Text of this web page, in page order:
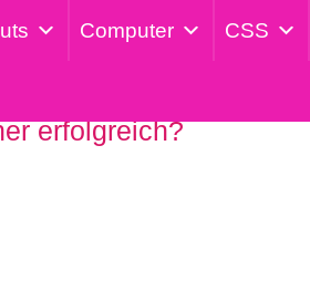
Computer CSS
erfolgreich?